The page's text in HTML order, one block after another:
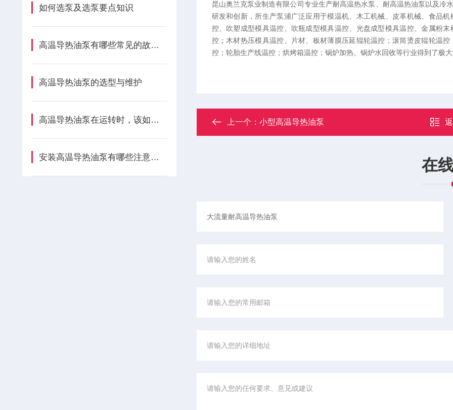
如何选泵及选泵要点知识
高温导热油泵有哪些常见的故障现象
高温导热油泵的选型与维护
高温导热油泵在运转时，该如何进行降温？
安装高温导热油泵有哪些注意事项？
昆山奥兰克泵业制造有限公司专业生产耐高温热水泵、耐高温热油泵以及
研发和创新，所生产泵浦广泛应用于模温机、木工机械、皮革机械、食品
控、吹塑成型模具温控、吹瓶成型模具温控、光盘成型模具温控、金属粉
控；木材热压模具温控、片材、板材薄膜压延辊轮温控；滚筒烫皮辊轮温
控；轮胎生产线温控；烘烤箱温控；锅炉加热、锅炉水回收等行业得到了极
上一个： 小型高温导热油泵
在